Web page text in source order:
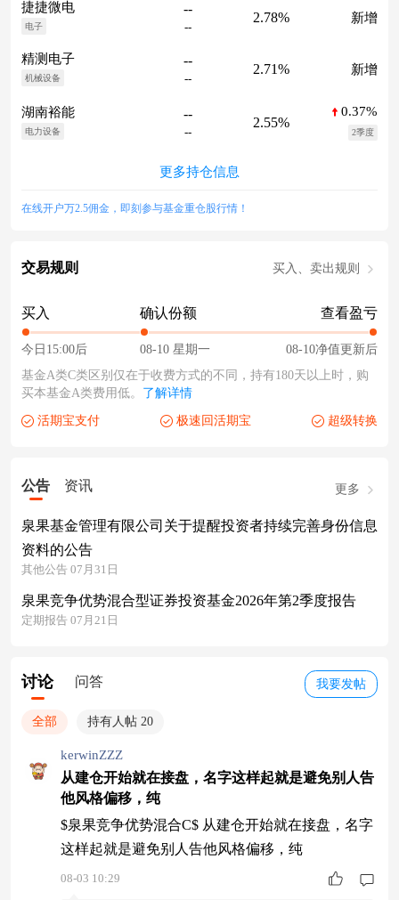
捷捷微电
电子
--
--
2.78% 新增
精测电子
机械设备
--
--
2.71% 新增
湖南裕能
电力设备
--
--
2.55%
0.37%
2季度
更多持仓信息
在线开户万2.5佣金，即刻参与基金重仓股行情！
交易规则 买入、卖出规则
买入
今日15:00后
确认份额
08-10 星期一
查看盈亏
08-10净值更新后
基金A类C类区别仅在于收费方式的不同，持有180天以上时，购
买本基金A类费用低。 了解详情
活期宝支付 极速回活期宝 超级转换
公告 资讯 更多
泉果基金管理有限公司关于提醒投资者持续完善身份信息
资料的公告
其他公告 07月31日
泉果竞争优势混合型证券投资基金2026年第2季度报告
定期报告 07月21日
我要发帖
讨论 问答
全部 持有人帖 20
kerwinZZZ
从建仓开始就在接盘，名字这样起就是避免别人告
他风格偏移，纯
$泉果竞争优势混合C$ 从建仓开始就在接盘，名字
这样起就是避免别人告他风格偏移，纯
08-03 10:29